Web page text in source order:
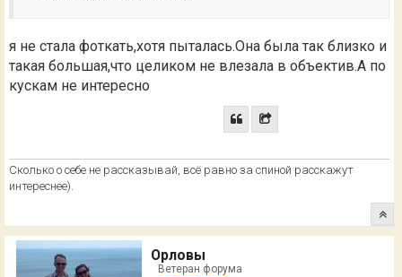
я не стала фоткать,хотя пыталась.Она была так близко и
такая большая,что целиком не влезала в объектив.А по
кускам не интересно
Сколько о себе не рассказывай, всё равно за спиной расскажут
интереснее).
Орловы
Ветеран форума